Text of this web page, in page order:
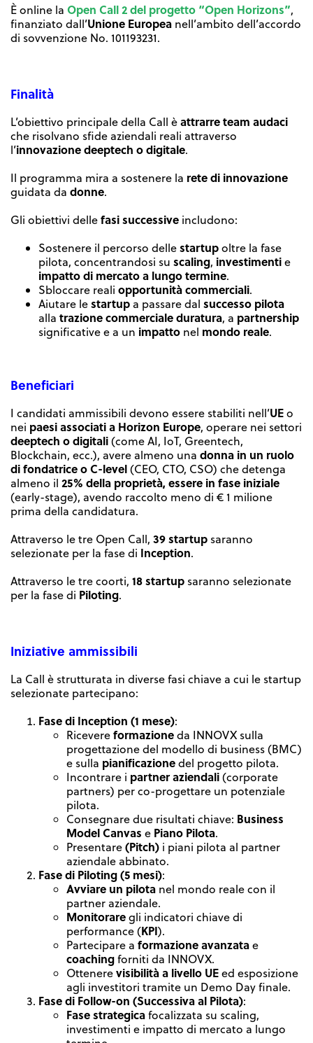
È online la Open Call 2 del progetto “Open Horizons”,
finanziato dall’Unione Europea nell’ambito dell’accordo
di sovvenzione No. 101193231.
Finalità
L’obiettivo principale della Call èattrarre team audaci
che risolvano sfide aziendali reali attraverso
l’innovazione deeptech o digitale.
Il programma mira a sostenere la rete di innovazione
guidata da donne.
Gli obiettivi dellefasi successive includono:
Sostenere il percorso dellestartupoltre la fase
pilota, concentrandosi su scaling, investimentie
impatto di mercato a lungo termine.
Sbloccare reali opportunità commerciali.
Aiutare lestartup a passare dal successo pilota
alla trazione commerciale duratura, a partnership
significative e a un impatto nel mondo reale.
Beneficiari
I candidati ammissibili devono essere stabiliti nell’UEo
nei paesi associati a Horizon Europe, operare nei settori
deeptech o digitali(come AI, IoT, Greentech,
Blockchain, ecc.), avere almeno una donna in un ruolo
di fondatrice o C-level(CEO, CTO, CSO) che detenga
almeno il 25% della proprietà, essere in fase iniziale
(early-stage), avendo raccolto meno di € 1 milione
prima della candidatura.
Attraverso le tre Open Call, 39 startup saranno
selezionate per la fase di Inception.
Attraverso le tre coorti, 18 startup saranno selezionate
per la fase di Piloting.
Iniziative ammissibili
La Call è strutturata in diverse fasi chiave a cui le startup
selezionate partecipano:
Fase di Inception (1 mese):
Ricevereformazioneda INNOVX sulla
progettazione del modello di business (BMC)
e sulla pianificazionedel progetto pilota.
Incontrare i partner aziendali(corporate
partners) per co-progettare un potenziale
pilota.
Consegnare due risultati chiave: Business
Model Canvas e Piano Pilota.
Presentare(Pitch) i piani pilota al partner
aziendale abbinato.
Fase di Piloting (5 mesi):
Avviare un pilota nel mondo reale con il
partner aziendale.
Monitoraregli indicatori chiave di
performance (KPI).
Partecipare a formazione avanzatae
coachingforniti da INNOVX.
Ottenerevisibilità a livello UEed esposizione
agli investitori tramite un Demo Day finale.
Fase di Follow-on (Successiva al Pilota):
Fase strategicafocalizzata su scaling,
investimenti e impatto di mercato a lungo